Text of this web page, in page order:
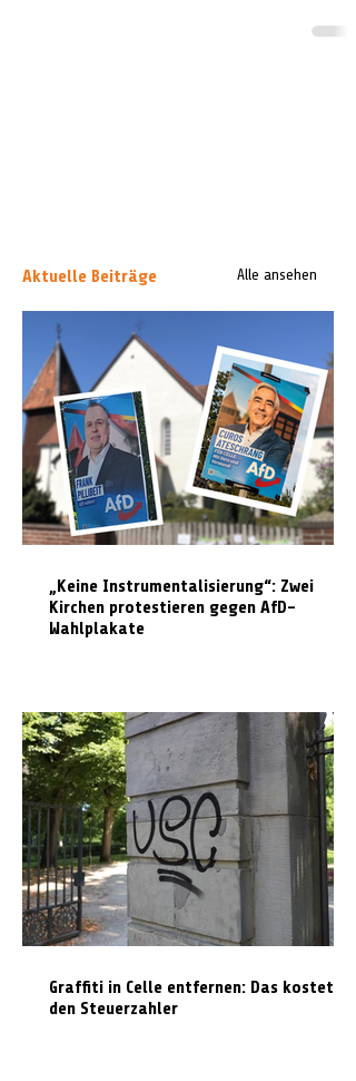
Aktuelle Beiträge Alle ansehen
„Keine Instrumentalisierung“: Zwei
Kirchen protestieren gegen AfD-
Wahlplakate
Graffiti in Celle entfernen: Das kostet es
den Steuerzahler